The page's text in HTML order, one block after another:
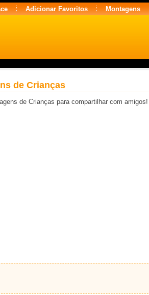
Adicionar Favoritos Montagens
de Crianças
de Crianças para compartilhar com amigos!